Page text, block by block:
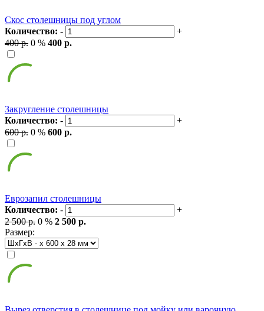
Скос столешницы под углом
Количество: -
+
400 р. 0 % 400 р.
Закругление столешницы
Количество: -
+
600 р. 0 % 600 р.
Еврозапил столешницы
Количество: -
+
2 500 р. 0 % 2 500 р.
Размер: